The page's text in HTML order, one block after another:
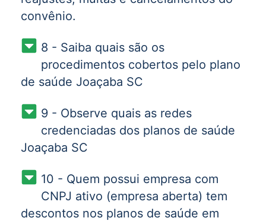
convênio.
8 - Saiba quais são os
procedimentos cobertos pelo plano
de saúde Joaçaba SC
9 - Observe quais as redes
credenciadas dos planos de saúde
Joaçaba SC
10 - Quem possui empresa com
CNPJ ativo (empresa aberta) tem
descontos nos planos de saúde em